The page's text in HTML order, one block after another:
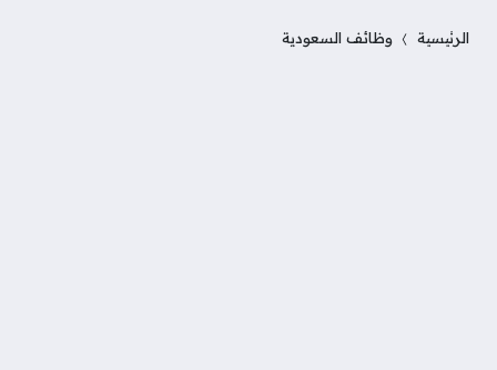
الرئيسية وظائف السعودية